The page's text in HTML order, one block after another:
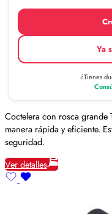
Ya
¿Tienes
Coctelera con rosca grande
manera rápida y eficiente.
seguridad.
Ver detalles